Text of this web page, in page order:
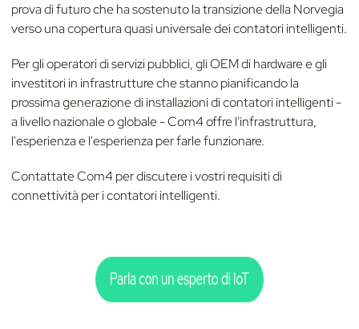
prova di futuro che ha sostenuto la transizione della Norvegia
verso una copertura quasi universale dei contatori intelligenti.
Per gli operatori di servizi pubblici, gli OEM di hardware e gli
investitori in infrastrutture che stanno pianificando la
prossima generazione di installazioni di contatori intelligenti -
a livello nazionale o globale - Com4 offre l'infrastruttura,
l'esperienza e l'esperienza per farle funzionare.
Contattate Com4 per discutere i vostri requisiti di
connettività per i contatori intelligenti.